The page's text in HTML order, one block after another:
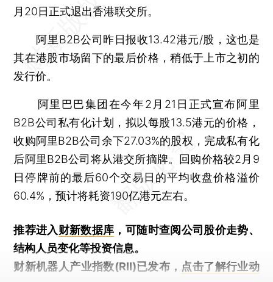
月20日正式退出香港联交所。
阿里B2B公司昨日报收13.42港元/股，这也是
其在港股市场留下的最后价格，稍低于上市之初的
发行价。
阿里巴巴集团在今年2月21日正式宣布阿里
B2B公司私有化计划，拟以每股13.5港元的价格，
收购阿里B2B公司余下27.03%的股权，完成私有化
后阿里B2B公司将从港交所摘牌。回购价格较2月9
日停牌前的最后60个交易日的平均收盘价格溢价
60.4%，预计将耗资190亿港元左右。
推荐进入财新数据库 ，可随时查阅公司股价走势、
结构人员变化等投资信息。
财新机器人产业指数(RII)已发布， 点击了解行业动